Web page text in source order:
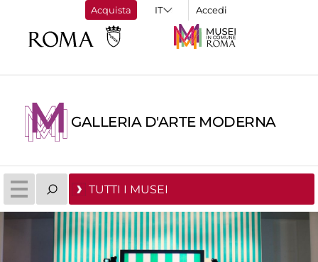
Acquista Accedi
GALLERIA D'ARTE MODERNA
TUTTI I MUSEI